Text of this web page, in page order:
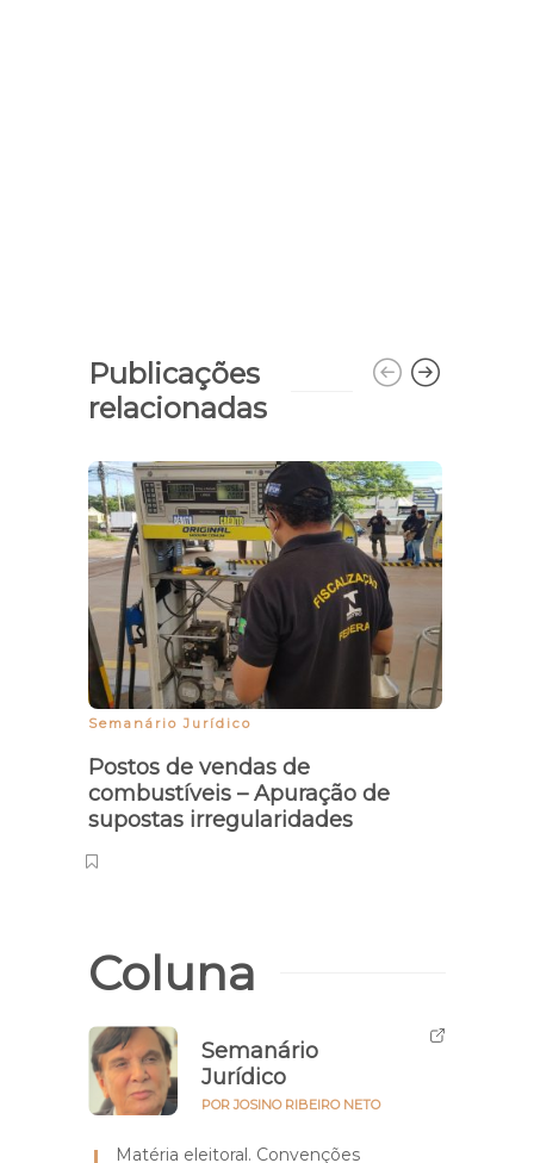
Publicações
relacionadas
Semanário Jurídico
Postos de vendas de
combustíveis – Apuração de
supostas irregularidades
Coluna
Semanário
Jurídico
POR JOSINO RIBEIRO NETO
Matéria eleitoral. Convenções